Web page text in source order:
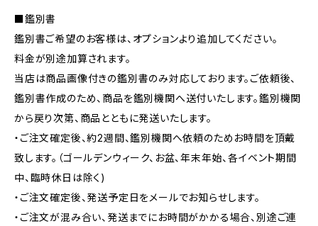
■鑑別書
鑑別書ご希望のお客様は、オプションより追加してください。
料金が別途加算されます。
当店は商品画像付きの鑑別書のみ対応しております。ご依頼後、
鑑別書作成のため、商品を鑑別機関へ送付いたします。鑑別機関
から戻り次第、商品とともに発送いたします。
・ご注文確定後、約2週間、鑑別機関へ依頼のためお時間を頂戴
致します。（ゴールデンウィーク、お盆、年末年始、各イベント期間
中、臨時休日は除く)
・ご注文確定後、発送予定日をメールでお知らせします。
・ご注文が混み合い、発送までにお時間がかかる場合、別途ご連